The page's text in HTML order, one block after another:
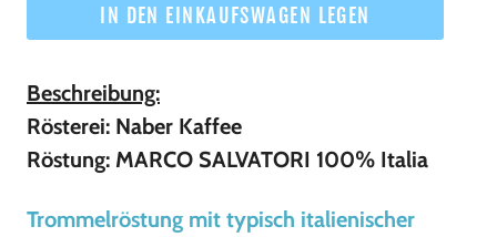
IN DEN EINKAUFSWAGEN LEGEN
Beschreibung:
Rösterei: Naber Kaffee
Röstung: MARCO SALVATORI 100% Italia
Trommelröstung mit typisch italienischer